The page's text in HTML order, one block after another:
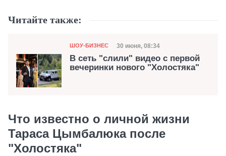
Читайте также:
Категория
ШОУ-БИЗНЕС Дата публикации
30 июня, 08:34
В сеть "слили" видео с первой
вечеринки нового "Холостяка"
Что известно о личной жизни
Тараса Цымбалюка после
"Холостяка"